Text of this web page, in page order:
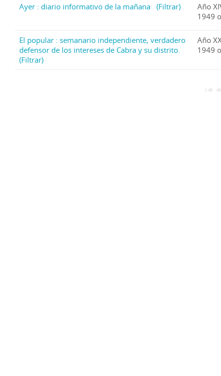
Ayer : diario informativo de la mañana (Filtrar)
Año
1949
El popular : semanario independiente, verdadero
defensor de los intereses de Cabra y su distrito.
(Filtrar)
Año
1949